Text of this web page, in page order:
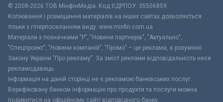
© 2008-2026 ТОВ МiнфiнМедiа. Код ЄДРПОУ: 35506859
Копіювання і розміщення матеріалів на інших сайтах дозволяється
тільки з гіперпосиланням виду: www.minfin.com.ua
Матеріали з позначками "Р", "Новини партнерів", "Актуально",
"Спецпроект", "Новини компаній", "Промо" – це реклама, в розумінні
Закону України "Про рекламу". За зміст реклами відповідальність несе
рекламодавець.
Інформація на даній сторінці не є рекламою банківських послуг.
Верифіковану банком інформацію про продукти та послуги можна
подивитися на офіційному сайті відповідного банку.